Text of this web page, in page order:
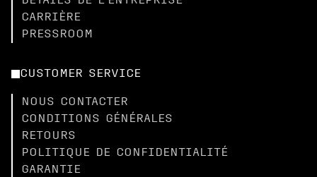
CARRIÈRE
PRESSROOM
CUSTOMER SERVICE
NOUS CONTACTER
CONDITIONS GÉNÉRALES
RETOURS
POLITIQUE DE CONFIDENTIALITÉ
GARANTIE